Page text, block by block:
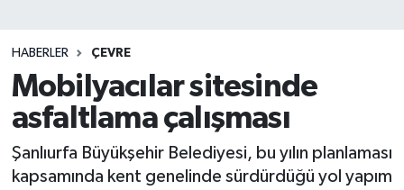
HABERLER ÇEVRE
Mobilyacılar sitesinde
asfaltlama çalışması
Şanlıurfa Büyükşehir Belediyesi, bu yılın planlaması
kapsamında kent genelinde sürdürdüğü yol yapım
Spor
Siyaset
Haber Arşivi